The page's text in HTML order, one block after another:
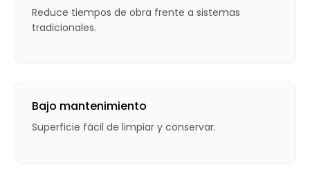
Reduce tiempos de obra frente a sistemas
tradicionales.
Bajo mantenimiento
Superficie fácil de limpiar y conservar.